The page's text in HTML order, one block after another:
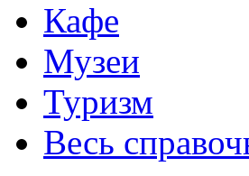
Кафе
Музеи
Туризм
Весь